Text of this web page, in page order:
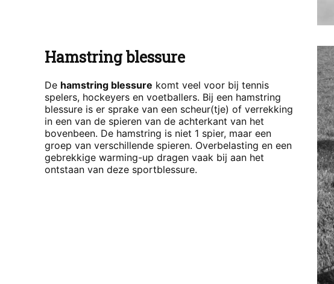
Hamstring blessure
De hamstring blessure komt veel voor bij tennis
spelers, hockeyers en voetballers. Bij een hamstring
blessure is er sprake van een scheur(tje) of verrekking
in een van de spieren van de achterkant van het
bovenbeen. De hamstring is niet 1 spier, maar een
groep van verschillende spieren. Overbelasting en een
gebrekkige warming-up dragen vaak bij aan het
ontstaan van deze sportblessure.